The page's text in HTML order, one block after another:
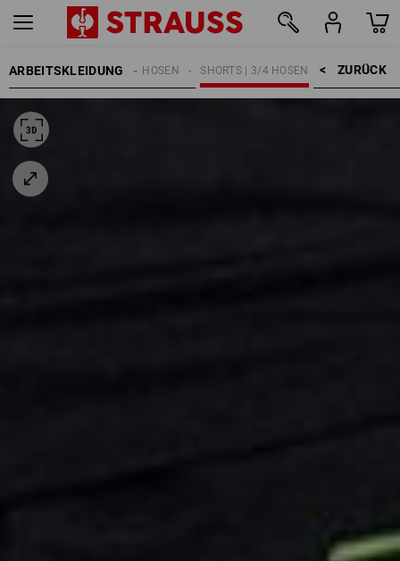
ARBEITSKLEIDUNG ZURÜCK    >
SHORTS | 3/4 HOSEN
ARBEITSHOSEN
HERREN